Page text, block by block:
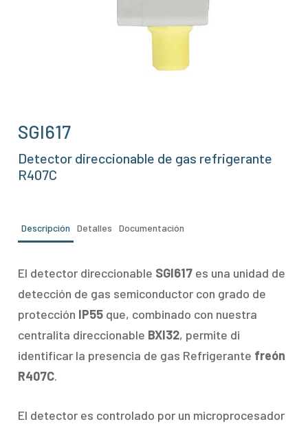
SGI617
Detector direccionable de gas refrigerante
R407C
Descripción Detalles Documentación
El detector direccionable SGI617es una unidad de
detección de gas semiconductor con grado de
protección IP55 que, combinado con nuestra
centralita direccionable BXI32, permite di
identificar la presencia de gas Refrigerante freón
R407C.
El detector es controlado por un microprocesador